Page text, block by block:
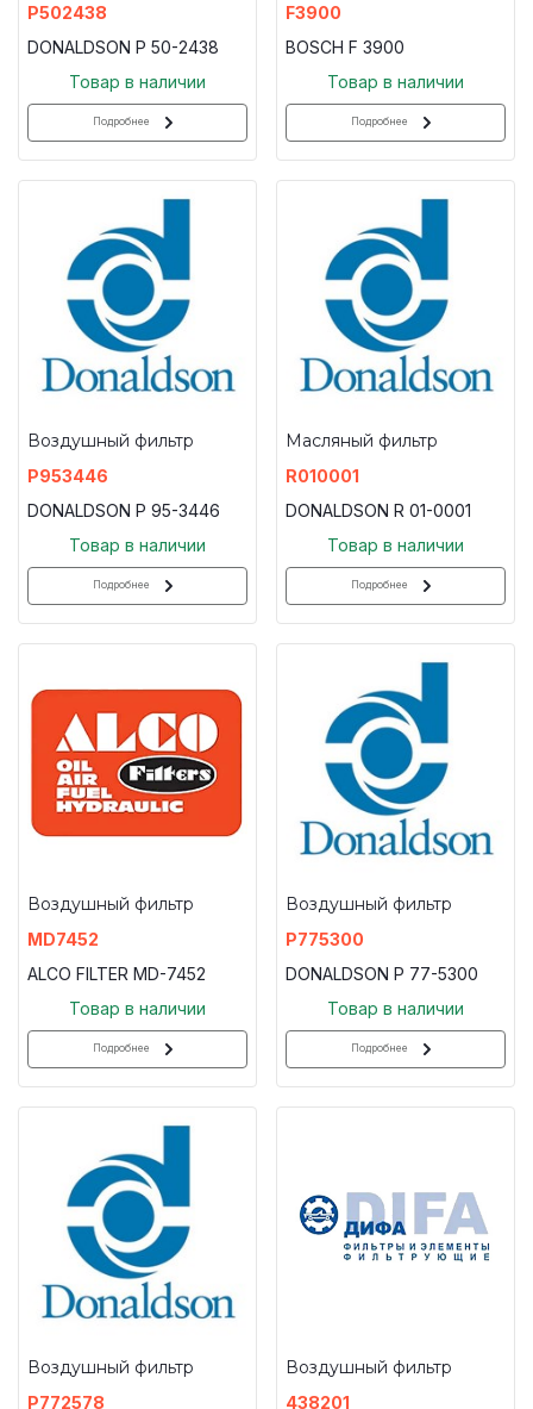
P502438
DONALDSON P 50-2438
Товар в наличии
Подробнее
F3900
BOSCH F 3900
Товар в наличии
Подробнее
Воздушный фильтр
P953446
DONALDSON P 95-3446
Товар в наличии
Подробнее
Масляный фильтр
R010001
DONALDSON R 01-0001
Товар в наличии
Подробнее
Воздушный фильтр
MD7452
ALCO FILTER MD-7452
Товар в наличии
Подробнее
Воздушный фильтр
P775300
DONALDSON P 77-5300
Товар в наличии
Подробнее
Воздушный фильтр
P772578
Воздушный фильтр
438201